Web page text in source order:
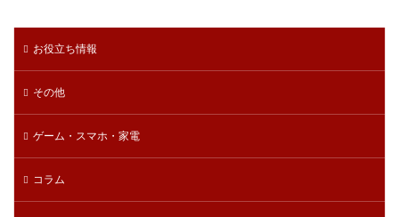
お役立ち情報
その他
ゲーム・スマホ・家電
コラム